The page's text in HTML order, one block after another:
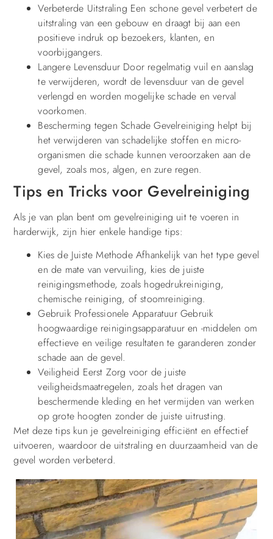
Verbeterde Uitstraling Een schone gevel verbetert de
uitstraling van een gebouw en draagt bij aan een
positieve indruk op bezoekers, klanten, en
voorbijgangers.
Langere Levensduur Door regelmatig vuil en aanslag
te verwijderen, wordt de levensduur van de gevel
verlengd en worden mogelijke schade en verval
voorkomen.
Bescherming tegen Schade Gevelreiniging helpt bij
het verwijderen van schadelijke stoffen en micro-
organismen die schade kunnen veroorzaken aan de
gevel, zoals mos, algen, en zure regen.
Tips en Tricks voor Gevelreiniging
Als je van plan bent om gevelreiniging uit te voeren in
harderwijk, zijn hier enkele handige tips:
Kies de Juiste Methode Afhankelijk van het type gevel
en de mate van vervuiling, kies de juiste
reinigingsmethode, zoals hogedrukreiniging,
chemische reiniging, of stoomreiniging.
Gebruik Professionele Apparatuur Gebruik
hoogwaardige reinigingsapparatuur en -middelen om
effectieve en veilige resultaten te garanderen zonder
schade aan de gevel.
Veiligheid Eerst Zorg voor de juiste
veiligheidsmaatregelen, zoals het dragen van
beschermende kleding en het vermijden van werken
op grote hoogten zonder de juiste uitrusting.
Met deze tips kun je gevelreiniging efficiënt en effectief
uitvoeren, waardoor de uitstraling en duurzaamheid van de
gevel worden verbeterd.